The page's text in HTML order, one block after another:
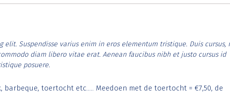
Suspendisse varius enim in eros elementum tristique. Duis cursus,
diam libero vitae erat. Aenean faucibus nibh et justo cursus id
posuere.
toertocht etc..... Meedoen met de toertocht = €7,50, de